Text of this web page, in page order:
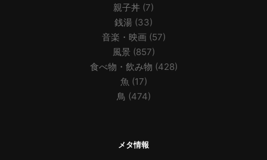
親子丼 (7)
銭湯 (33)
音楽・映画 (57)
風景(857)
食べ物・飲み物 (428)
魚 (17)
鳥 (474)
メタ情報